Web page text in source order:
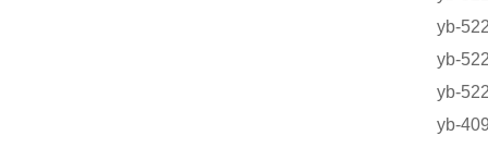
yb-
yb-
yb-
yb-